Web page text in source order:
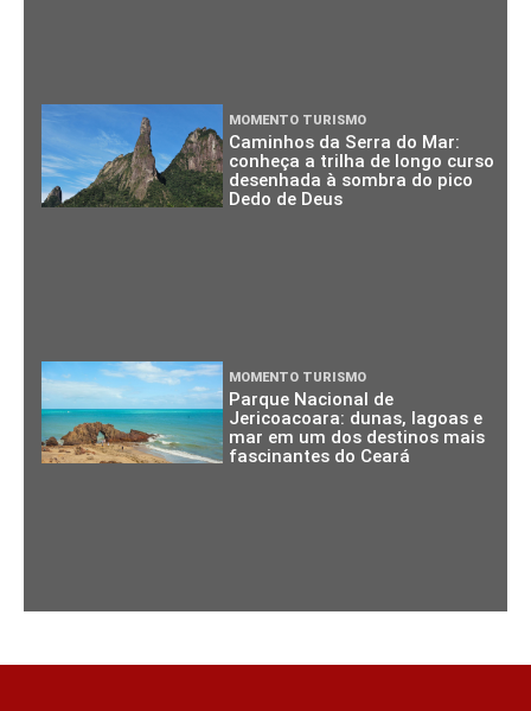
MOMENTO TURISMO
Caminhos da Serra do Mar:
conheça a trilha de longo curso
desenhada à sombra do pico
Dedo de Deus
MOMENTO TURISMO
Parque Nacional de
Jericoacoara: dunas, lagoas e
mar em um dos destinos mais
fascinantes do Ceará